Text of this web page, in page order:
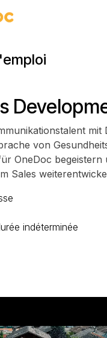
von
OneDoc begeistern
Sales
indéterminée